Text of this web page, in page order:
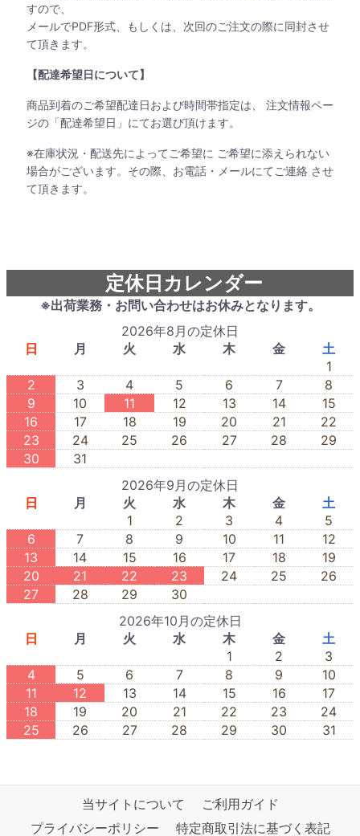
すので、
メールでPDF形式、もしくは、次回のご注文の際に同封させ
て頂きます。
【配達希望日について】
商品到着のご希望配達日および時間帯指定は、 注文情報ペー
ジの「配達希望日」にてお選び頂けます。
※在庫状況・配送先によってご希望に ご希望に添えられない
場合がございます。その際、お電話・メールにてご連絡 させ
て頂きます。
定休日カレンダー
※出荷業務・お問い合わせはお休みとなります。
2026年8月の定休日
日
月 火 水 木 金
土
1
2
3 4 5 6 7
8
9
10 11 12 13 14
15
16
17 18 19 20 21
22
23
24 25 26 27 28
29
30
31
2026年9月の定休日
日
月 火 水 木 金
土
1
2 3 4
5
6
7 8 9 10 11
12
13
14 15 16 17 18
19
20
21 22 23 24 25
26
27
28 29
30
2026年10月の定休日
日
月 火 水 木 金
土
1
2
3
4
5 6 7 8 9
10
11
12 13 14 15 16
17
18
19 20 21 22 23
24
25
26 27 28 29 30 31
当サイトについて
ご利用ガイド
プライバシーポリシー
特定商取引法に基づく表記